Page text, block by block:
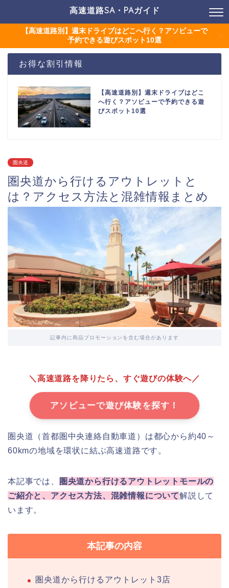
高速道路SA・PAガイド
【高速道路別】週末ドライブはどこへ行く？アソビューで
予約できる遊びスポット10選
お得な割引情報
【高速道路別】週末ドライブはどこ
へ行く？アソビューで予約できる遊
びスポット10選
圏央道
圏央道から行けるアウトレットと
は？アクセス方法と混雑情報まとめ
記事内に商品プロモーションを含む場合があります
＼高速道路を降りたら、すぐ遊びの体験へ／
アソビューで遊び体験を探す！
圏央道（首都圏中央連絡自動車道）は都心から約40～
60kmの地域を環状に結ぶ高速道路です。
本記事では、
圏央道から行けるアウトレットモールの
ご紹介と、アクセス方法、混雑情報について解説して
います。
本記事の内容
圏央道から行けるアウトレット3店